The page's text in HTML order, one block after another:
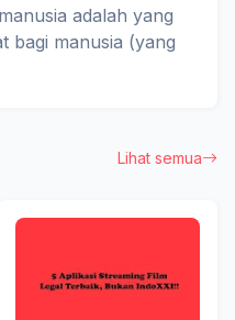
adalah yang
bagi manusia (yang
Lihat semua